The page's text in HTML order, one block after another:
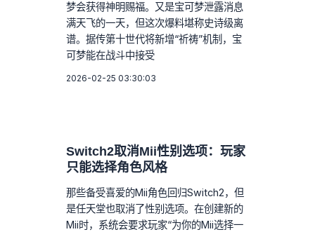
梦会获得神明赐福。又是宝可梦泄露消息
满天飞的一天，但这次爆料堪称史诗级离
谱。据传第十世代将新增“祈祷”机制，宝
可梦能在战斗中接受
2026-02-25 03:30:03
Switch2取消Mii性别选项：玩家
只能选择角色风格
那些备受喜爱的Mii角色回归Switch2，但
是任天堂也取消了性别选项。在创建新的
Mii时，系统会要求玩家“为你的Mii选择一